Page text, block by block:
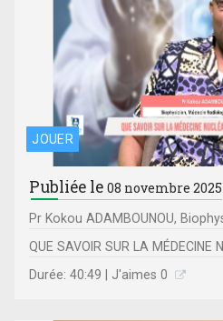
JOUER
Publiée le08 novembre 2025
Pr Kokou ADAMBOUNOU,
QUE SAVOIR SUR LA MÉDECINE
Durée: 40:49 | J'aimes 0